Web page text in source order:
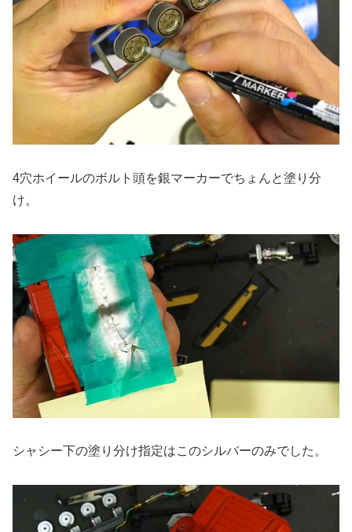
4穴ホイールのボルト頭を銀マーカーでちょんと塗り分
け。
シャシー下の塗り分け指定はこのシルバーのみでした。